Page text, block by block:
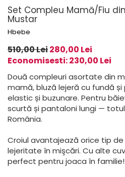
Set Compleu Mamă/Fiu
Mustar
Hbebe
510,00 Lei280,00 Lei
Economisesti:230,00 Lei
Două compleuri asortate din
mamă, bluză lejeră cu fundă
elastic și buzunare. Pentru
scurtă și pantaloni lungi —
România.
Croiul avantajează orice tip
lejeritate în mişcări. Cu alte
perfect pentru joaca în familie!